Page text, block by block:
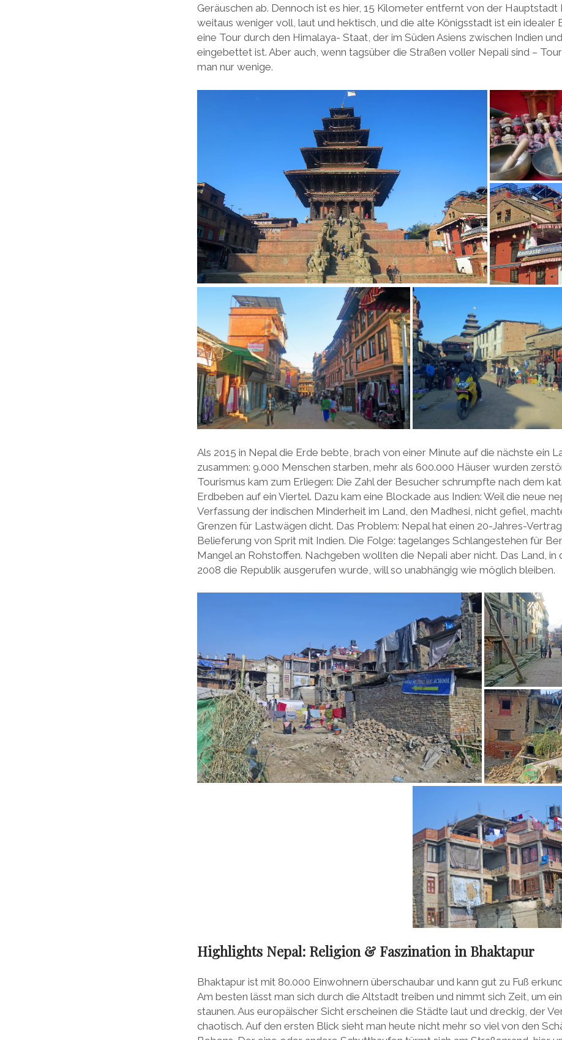
Geräuschen ab. Dennoch ist es hier, 15 Kilometer entfernt von der Hauptstadt
weitaus weniger voll, laut und hektisch, und die alte Königsstadt ist ein idealer
eine Tour durch den Himalaya- Staat, der im Süden Asiens zwischen Indien
eingebettet ist. Aber auch, wenn tagsüber die Straßen voller Nepali sind –
man nur wenige.
Als 2015 in Nepal die Erde bebte, brach von einer Minute auf die nächste ein
zusammen: 9.000 Menschen starben, mehr als 600.000 Häuser wurden
Tourismus kam zum Erliegen: Die Zahl der Besucher schrumpfte nach dem
Erdbeben auf ein Viertel. Dazu kam eine Blockade aus Indien: Weil die neue
Verfassung der indischen Minderheit im Land, den Madhesi, nicht gefiel,
Grenzen für Lastwägen dicht. Das Problem: Nepal hat einen 20-Jahres-
Belieferung von Sprit mit Indien. Die Folge: tagelanges Schlangestehen für
Mangel an Rohstoffen. Nachgeben wollten die Nepali aber nicht. Das Land, in
2008 die Republik ausgerufen wurde, will so unabhängig wie möglich bleiben.
Highlights Nepal: Religion & Faszination in Bhaktapur
Bhaktapur ist mit 80.000 Einwohnern überschaubar und kann gut zu Fuß
Am besten lässt man sich durch die Altstadt treiben und nimmt sich Zeit, um
staunen. Aus europäischer Sicht erscheinen die Städte laut und dreckig, der
chaotisch. Auf den ersten Blick sieht man heute nicht mehr so viel von den